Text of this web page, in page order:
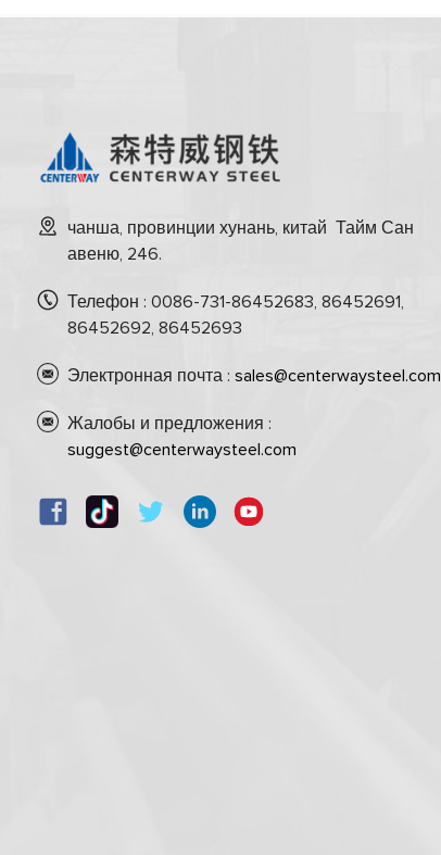
чанша, провинции хунань, китай Тайм Сан
авеню, 246.
Телефон : 0086-731-86452683, 86452691,
86452692, 86452693
Электронная почта : sales@centerwaysteel.com
Жалобы и предложения :
suggest@centerwaysteel.com